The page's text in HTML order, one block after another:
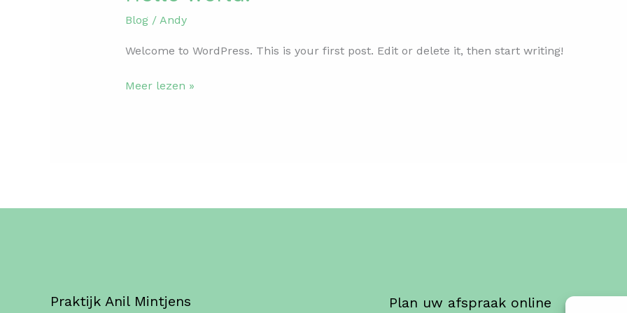
Blog/ Andy
Welcome to WordPress. This is your first post. Edit or delete it, then start writing!
Meer lezen »
Praktijk Anil Mintjens Plan uw afspraak online